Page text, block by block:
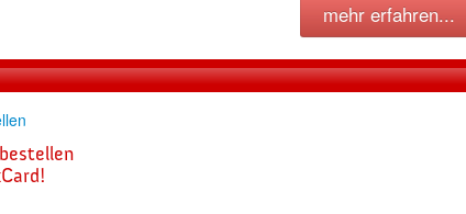
mehr erfahren...